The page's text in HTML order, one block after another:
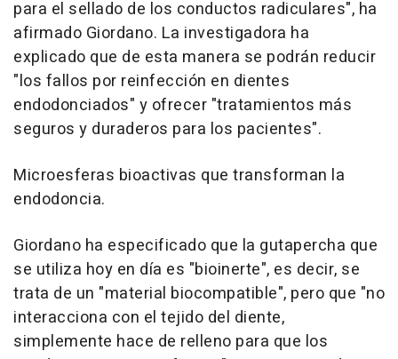
para el sellado de los conductos radiculares", ha
afirmado Giordano. La investigadora ha
explicado que de esta manera se podrán reducir
"los fallos por reinfección en dientes
endodonciados" y ofrecer "tratamientos más
seguros y duraderos para los pacientes".
Microesferas bioactivas que transforman la
endodoncia.
Giordano ha especificado que la gutapercha que
se utiliza hoy en día es "bioinerte", es decir, se
trata de un "material biocompatible", pero que "no
interacciona con el tejido del diente,
simplemente hace de relleno para que los